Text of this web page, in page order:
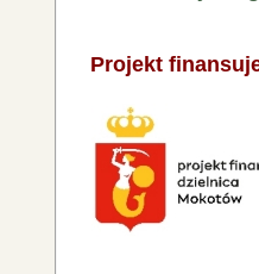
Projekt